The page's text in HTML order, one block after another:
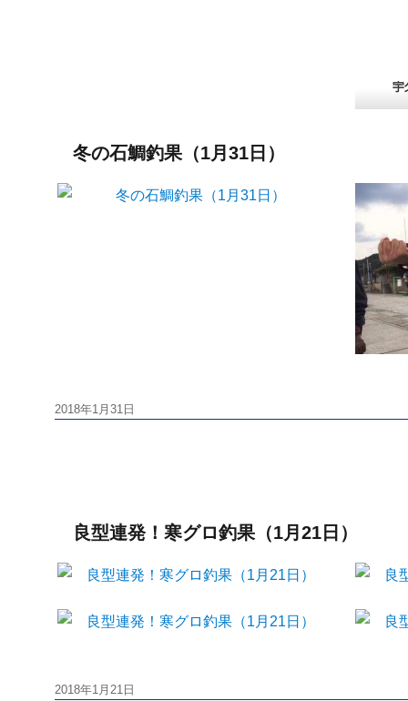
冬の石鯛釣果（1月31日）
投
2018年1月31日
良型連発！寒グロ釣果（1月21日）
投
2018年1月21日